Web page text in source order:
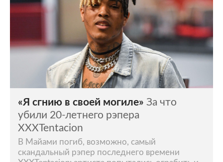
«Я сгнию в своей могиле» За что
убили 20-летнего рэпера
XXXTentacion
В Майами погиб, возможно, самый
скандальный рэпер последнего времени